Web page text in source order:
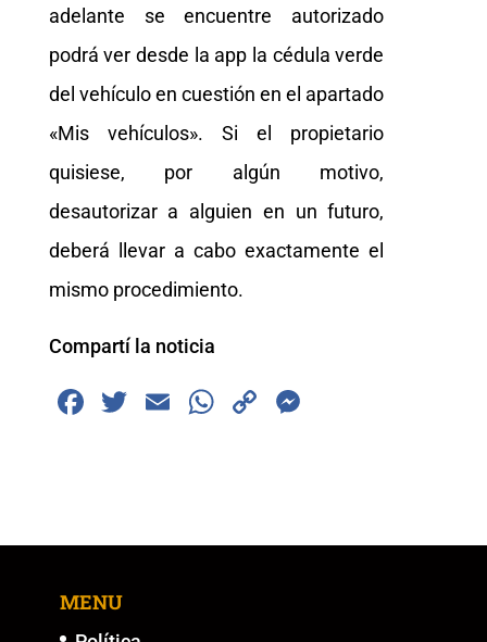
adelante se encuentre autorizado
podrá ver desde la app la cédula verde
del vehículo en cuestión en el apartado
«Mis vehículos». Si el propietario
quisiese, por algún motivo,
desautorizar a alguien en un futuro,
deberá llevar a cabo exactamente el
mismo procedimiento.
Compartí la noticia
F
b
o
T
E
W
A
C
Li n
MENU